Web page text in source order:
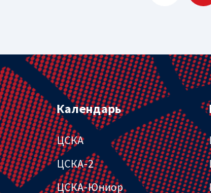
Календарь
ЦСКА
ЦСКА-2
ЦСКА-Юниор